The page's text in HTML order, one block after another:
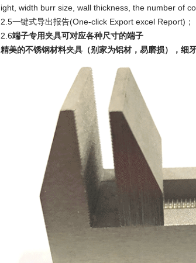
ight, width burr size, wall thickness, the number of
2.5一键式导出报告(One-click Export excel Report)；
2.6端子专用夹具可对应各种尺寸的端子
精美的不锈钢材料夹具（别家为铝材，易磨损），细